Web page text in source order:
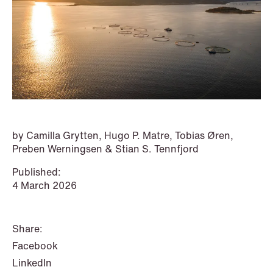
IBA Annual Conference 2026 in
by Camilla Grytten, Hugo P. Matre, Tobias Øren,
Preben Werningsen & Stian S. Tennfjord
Published:
4 March 2026
Share:
Facebook
LinkedIn
T: +47 22 01 88 00
P.O. Box 996 Sentrum
NO-6001 Ålesund
T: +47 22 01 88 00
Cookies and privacy policy
Terms and conditions